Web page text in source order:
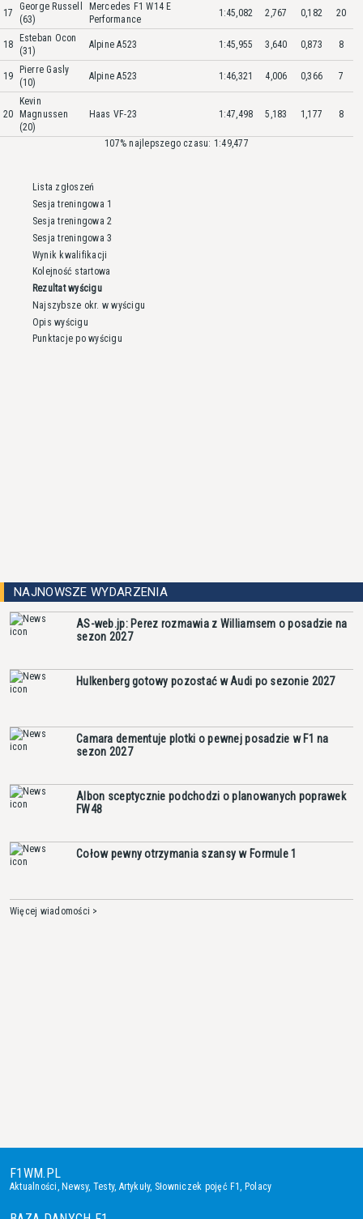
17
George Russell
(63)
Mercedes F1 W14 E
Performance
1:45,082 2,767 0,182 20
18
Esteban Ocon
(31)
Alpine A523 1:45,955 3,640 0,873 8
19
Pierre Gasly
(10)
Alpine A523 1:46,321 4,006 0,366 7
20
Kevin
Magnussen
(20)
Haas VF-23 1:47,498 5,183 1,177 8
107% najlepszego czasu: 1:49,477
Lista zgłoszeń
Sesja treningowa 1
Sesja treningowa 2
Sesja treningowa 3
Wynik kwalifikacji
Kolejność startowa
Rezultat wyścigu
Najszybsze okr. w wyścigu
Opis wyścigu
Punktacje po wyścigu
NAJNOWSZE WYDARZENIA
AS-web.jp: Perez rozmawia z Williamsem o posadzie na
sezon 2027
Hulkenberg gotowy pozostać w Audi po sezonie 2027
Camara dementuje plotki o pewnej posadzie w F1 na
sezon 2027
Albon sceptycznie podchodzi o planowanych poprawek
FW48
Cołow pewny otrzymania szansy w Formule 1
Więcej wiadomości >
F1WM.PL
Aktualności,Newsy, Testy, Artykuły, Słowniczek pojęć F1, Polacy